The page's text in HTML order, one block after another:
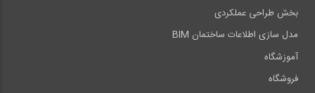
بخش طراحی عملکردی
مدل سازی اطلاعات ساختمان BIM
آموزشگاه
فروشگاه